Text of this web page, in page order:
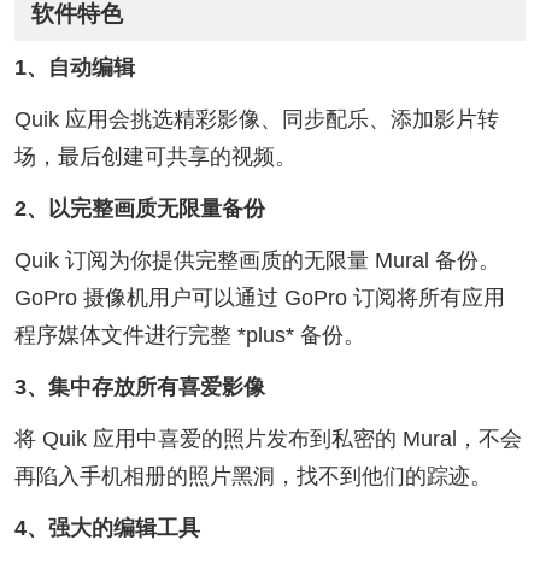
软件特色
1、自动编辑
Quik 应用会挑选精彩影像、同步配乐、添加影片转
场，最后创建可共享的视频。
2、以完整画质无限量备份
Quik 订阅为你提供完整画质的无限量 Mural 备份。
GoPro 摄像机用户可以通过 GoPro 订阅将所有应用
程序媒体文件进行完整 *plus* 备份。
3、集中存放所有喜爱影像
将 Quik 应用中喜爱的照片发布到私密的 Mural，不会
再陷入手机相册的照片黑洞，找不到他们的踪迹。
4、强大的编辑工具